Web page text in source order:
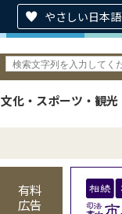
やさしい日本語
文化・スポーツ・観光
有料
広告